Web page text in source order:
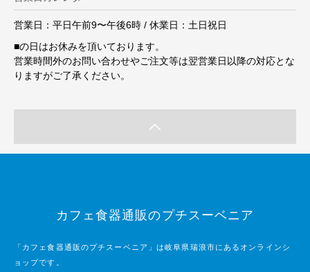
営業日：平日午前9〜午後6時 / 休業日：土日祝日
■の日はお休みを頂いております。
営業時間外のお問い合わせやご注文等は翌営業日以降の対応とな
りますがご了承ください。
カフェ食器通販のプチスーベニア
「カフェ食器通販のプチスーベニア」は岐阜県瑞浪市にあるオンラインシ
ョップです。